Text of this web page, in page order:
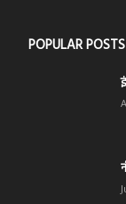
POPULAR POSTS